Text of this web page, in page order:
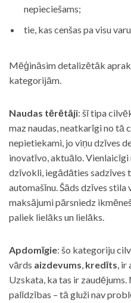
nepieciešams;
tie, kas cenšas pa visu
Mēģināsim detalizētāk
kategorijām.
Naudas tērētāji: šī tipa
maz naudas, neatkarīgi no tā
nepietiekami, jo viņu dzīves
inovatīvo, aktuālo.
dzīvokli, iegādāties sadzīves
automašīnu. Šāds dzīves
maksājumi pārsniedz
paliek lielāks un lielāks.
Apdomīgie: šo kategoriju
vārds aizdevums, kredīts, ir
Uzskata, ka tas ir
palīdzības – tā gluži nav